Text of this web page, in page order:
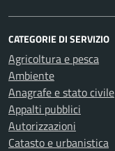
CATEGORIE DI SERVIZIO
Agricoltura e pesca
Ambiente
Anagrafe e stato civile
Appalti pubblici
Autorizzazioni
Catasto e urbanistica